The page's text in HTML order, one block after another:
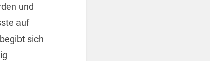
und
auf
sich